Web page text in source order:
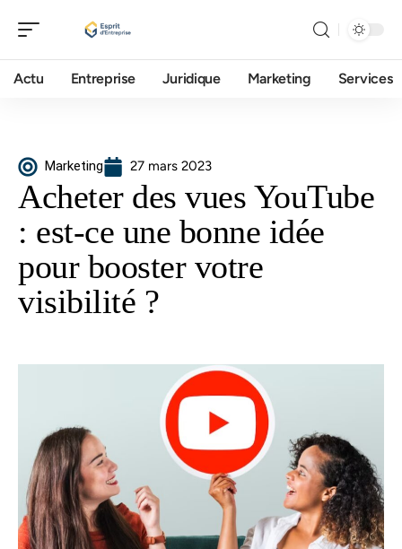
Actu Entreprise Juridique Marketing Services
Marketing 27 mars 2023
Acheter des vues YouTube
: est-ce une bonne idée
pour booster votre
visibilité ?